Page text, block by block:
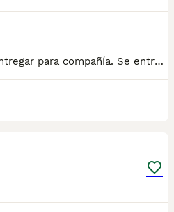
Precioso marchito casi listo para entregar para compañía. Se entrega castrado con su registro de pedigre CFA.